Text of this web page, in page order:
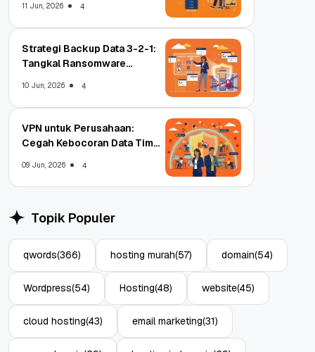
11 Jun, 2026 4
Strategi Backup Data 3-2-1:
Tangkal Ransomware
10 Jun, 2026 4
VPN untuk Perusahaan:
Cegah Kebocoran Data Tim
09 Jun, 2026 4
Topik Populer
qwords(366) hosting murah(57) domain(54)
Wordpress(54) Hosting(48) website(45)
cloud hosting(43) email marketing(31)